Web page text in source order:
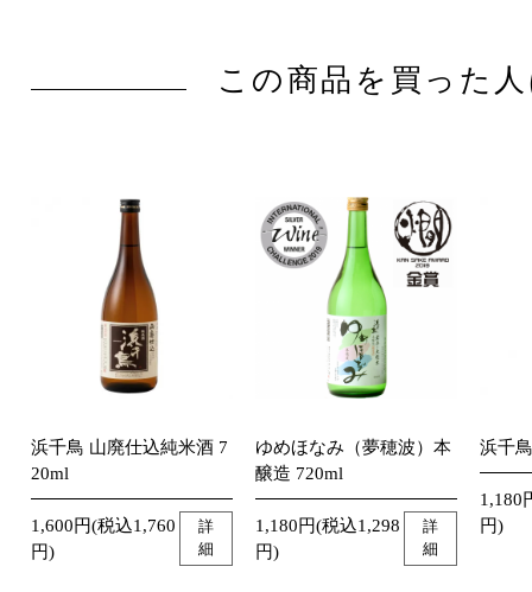
この商品を買った
浜千鳥 山廃仕込純米酒 7
20ml
1,600円(税込1,760
円)
詳
細
ゆめほなみ（夢穂波）本
醸造 720ml
1,180円(税込1,298
円)
詳
細
浜千
1,180
円)